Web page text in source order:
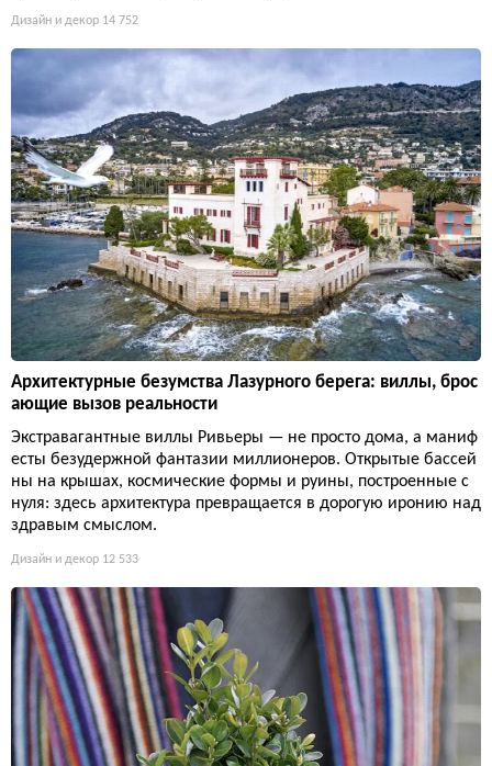
Дизайн и декор 14 752
Архитектурные безумства Лазурного берега: виллы, брос
ающие вызов реальности
Экстравагантные виллы Ривьеры — не просто дома, а маниф
есты безудержной фантазии миллионеров. Открытые бассей
ны на крышах, космические формы и руины, построенные с
нуля: здесь архитектура превращается в дорогую иронию над
здравым смыслом.
Дизайн и декор 12 533